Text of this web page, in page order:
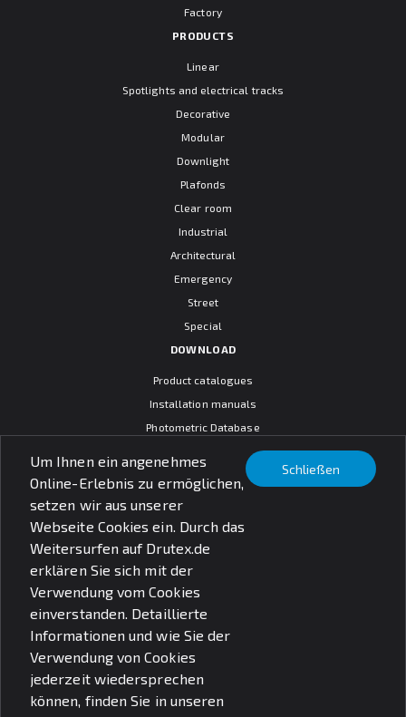
Um Ihnen ein angenehmes
Online-Erlebnis zu ermöglichen,
setzen wir aus unserer
Webseite Cookies ein. Durch das
Weitersurfen auf Drutex.de
erklären Sie sich mit der
Verwendung vom Cookies
einverstanden. Detaillierte
Informationen und wie Sie der
Verwendung von Cookies
jederzeit wiedersprechen
können, finden Sie in unseren
Schließen
Factory
PRODUCTS
Linear
Spotlights and electrical tracks
Decorative
Modular
Downlight
Plafonds
Clear room
Industrial
Architectural
Emergency
Street
Special
DOWNLOAD
Product catalogues
Installation manuals
Photometric Database
SOCIAL MEDIA
© PXF Lighting sp. z o.o.
Rechtliche Fragen
Datenschutzbestimmungen